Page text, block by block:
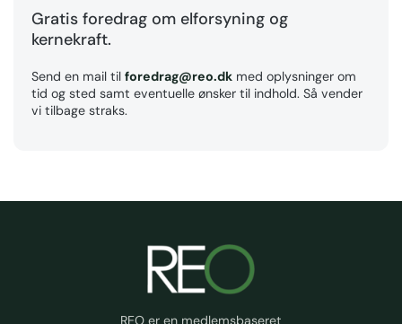
Gratis foredrag om elforsyning og
kernekraft.
Send en mail til foredrag@reo.dk med oplysninger om
tid og sted samt eventuelle ønsker til indhold. Så vender
vi tilbage straks.
REO er en medlemsbaseret